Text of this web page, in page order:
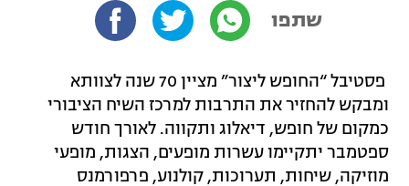
שתפו
פסטיבל “החופש ליצור” מציין 70 שנה לצוותא
ומבקש להחזיר את התרבות למרכז השיח הציבורי
כמקום של חופש, דיאלוג ותקווה. לאורך חודש
ספטמבר יתקיימו עשרות מופעים, הצגות, מופעי
מוזיקה, שיחות, תערוכות, קולנוע, פרפורמנס